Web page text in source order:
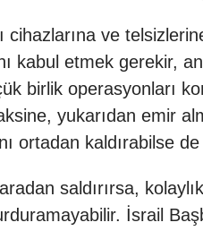
cihazlarına ve
kabul etmek gerekir,
birlik operasyonları
yukarıdan emir
ortadan kaldırabilse
saldırırsa,
İsrail